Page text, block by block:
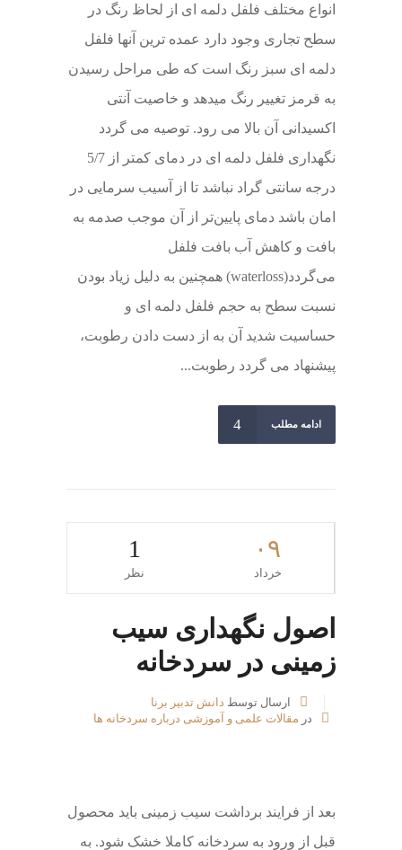
انواع مختلف فلفل دلمه ای از لحاظ رنگ در
سطح تجاری وجود دارد عمده ترین آنها فلفل
دلمه ای سبز رنگ است که طی مراحل رسیدن
به قرمز تغییر رنگ می­دهد و خاصیت آنتی
اکسیدانی آن بالا می ­رود. توصیه می­ گردد
نگهداری فلفل دلمه ای در دمای کمتر از 5/7
درجه سانتی گراد نباشد تا از آسیب سرمایی در
امان باشد دمای پایین‌تر از آن موجب صدمه به
بافت و کاهش آب بافت فلفل
می‌گردد(waterloss) همچنین به دلیل زیاد بودن
نسبت سطح به حجم فلفل دلمه ای و
حساسیت شدید آن به از دست دادن رطوبت،
پیشنهاد می­ گردد رطوبت...
ادامه مطلب
۰۹
خرداد
1
نظر
اصول نگهداری سیب
زمینی در سردخانه
ارسال توسط دانش تدبیر برنا
در مقالات علمی و آموزشی درباره سردخانه ها
بعد از فرایند برداشت سیب زمینی باید محصول
قبل از ورود به سردخانه کاملا خشک شود. به